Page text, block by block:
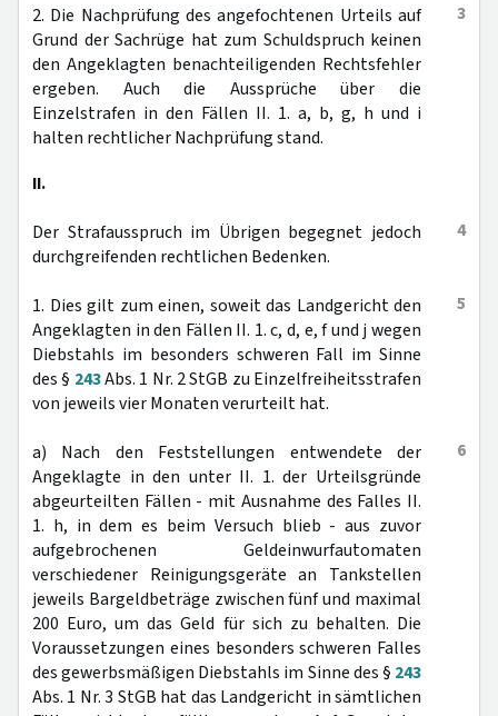
3
2. Die Nachprüfung des angefochtenen Urteils auf
Grund der Sachrüge hat zum Schuldspruch keinen
den Angeklagten benachteiligenden Rechtsfehler
ergeben. Auch die Aussprüche über die
Einzelstrafen in den Fällen II. 1. a, b, g, h und i
halten rechtlicher Nachprüfung stand.
II.
4
Der Strafausspruch im Übrigen begegnet jedoch
durchgreifenden rechtlichen Bedenken.
5
1. Dies gilt zum einen, soweit das Landgericht den
Angeklagten in den Fällen II. 1. c, d, e, f und j wegen
Diebstahls im besonders schweren Fall im Sinne
des § 243Abs. 1 Nr. 2 StGB zu Einzelfreiheitsstrafen
von jeweils vier Monaten verurteilt hat.
6
a) Nach den Feststellungen entwendete der
Angeklagte in den unter II. 1. der Urteilsgründe
abgeurteilten Fällen - mit Ausnahme des Falles II.
1. h, in dem es beim Versuch blieb - aus zuvor
aufgebrochenen Geldeinwurfautomaten
verschiedener Reinigungsgeräte an Tankstellen
jeweils Bargeldbeträge zwischen fünf und maximal
200 Euro, um das Geld für sich zu behalten. Die
Voraussetzungen eines besonders schweren Falles
des gewerbsmäßigen Diebstahls im Sinne des § 243
Abs. 1 Nr. 3 StGB hat das Landgericht in sämtlichen